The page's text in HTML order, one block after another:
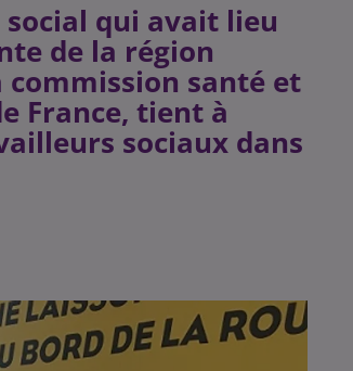
qui avait lieu
de la région
commission santé et
France, tient à
sociaux dans